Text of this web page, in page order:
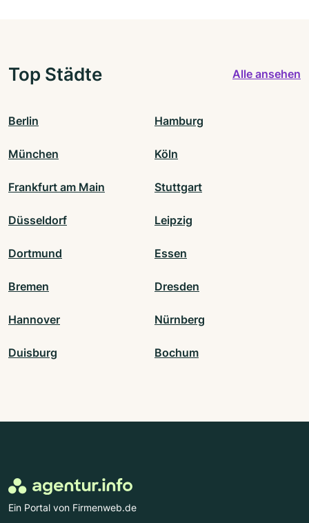
Top Städte Alle ansehen
Berlin Hamburg
München Köln
Frankfurt am Main Stuttgart
Düsseldorf Leipzig
Dortmund Essen
Bremen Dresden
Hannover Nürnberg
Duisburg Bochum
Ein Portal von Firmenweb.de